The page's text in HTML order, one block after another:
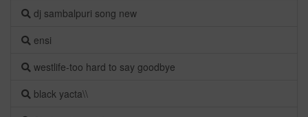
dj sambalpuri song new
ensi
westlife-too hard to say goodbye
black yacta\\